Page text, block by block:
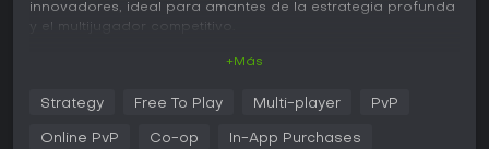
innovadores, ideal para amantes de la estrategia profunda
y el multijugador competitivo.
a la estrategia con cartas basada en mazos inspirados en
la tradición de los Tres Reinos. Cada personaje cuenta con
+Más
Strategy Free To Play Multi-player PvP
Online PvP Co-op In-App Purchases